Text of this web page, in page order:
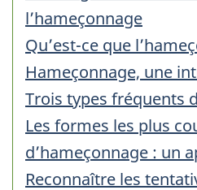
l’hameçonnage
Qu’est-ce que
Hameçonnage, une
Trois types fréquents
Les formes les plus
d’hameçonnage : un
Reconnaître les